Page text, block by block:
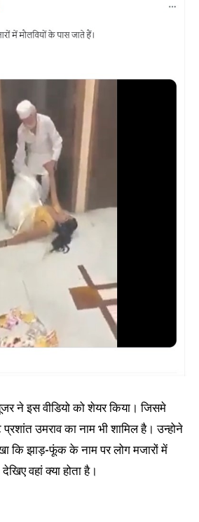
ने इस वीडियो को शेयर किया। जिसमे
उमराव का नाम भी शामिल है। उन्होने
कि झाड़-फूंक के नाम पर लोग मजारों में
वहां क्या होता है।